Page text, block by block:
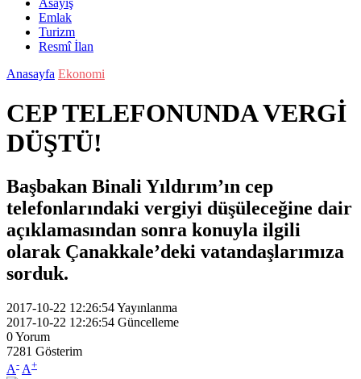
Asayiş
Emlak
Turizm
Resmî İlan
Anasayfa Ekonomi
CEP TELEFONUNDA VERGİ
DÜŞTÜ!
Başbakan Binali Yıldırım’ın cep
telefonlarındaki vergiyi düşüleceğine dair
açıklamasından sonra konuyla ilgili
olarak Çanakkale’deki vatandaşlarımıza
sorduk.
2017-10-22 12:26:54Yayınlanma
2017-10-22 12:26:54 Güncelleme
0Yorum
7281 Gösterim
A- A+